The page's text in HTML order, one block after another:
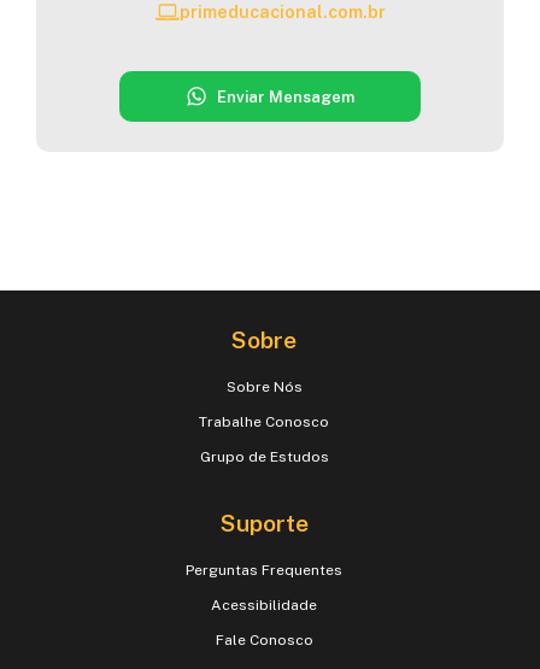
primeducacional.com.br
Enviar Mensagem
Sobre
Sobre Nós
Trabalhe Conosco
Grupo de Estudos
Suporte
Perguntas Frequentes
Acessibilidade
Fale Conosco